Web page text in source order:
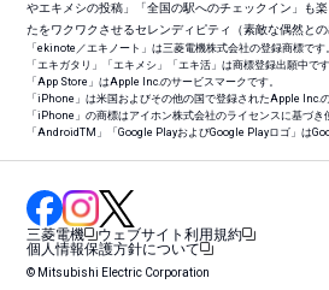
やエキメシの投稿」「全国の駅へのチェックイン」も
たをワクワクさせるセレンディピティ（素敵な偶然と
「ekinote／エキノート」は三菱電機株式会社の登録商標です
「エキガタリ」「エキメシ」「エキ活」は商標登録出願中です
「App Store」はApple Inc.のサービスマークです。
「iPhone」は米国およびその他の国で登録されたApple Inc.
「iPhone」の商標はアイホン株式会社のライセンスに基づき
「AndroidTM 」「Google PlayおよびGoogle Playロゴ」は
三菱電機
ウェブサイト利用規約
個人情報保護方針について
© Mitsubishi Electric Corporation